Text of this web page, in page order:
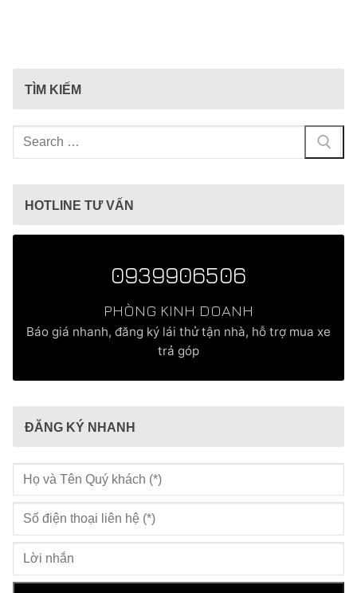
TÌM KIẾM
Tìm
kiếm
HOTLINE TƯ VẤN
0939906506
PHÒNG KINH DOANH
Báo giá nhanh, đăng ký lái thử tận nhà, hỗ trợ mua xe
trả góp
ĐĂNG KÝ NHANH